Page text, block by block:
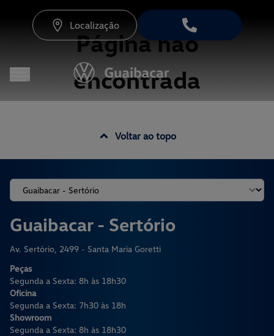
Localização
Página não
encontrada
Voltar ao topo
Guaibacar - Sertório
Av. Sertório, 2499 - Santa Maria Goretti
Peças
Segunda a Sexta: 8h às 18h30
Oficina
Segunda a Sexta: 7h30 às 18h
Showroom
Segunda a Sexta: 8h às 18h30